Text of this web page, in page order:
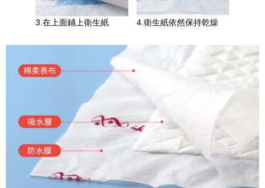
3.在上面鋪上衛生紙 4.衛生紙依然保持乾燥